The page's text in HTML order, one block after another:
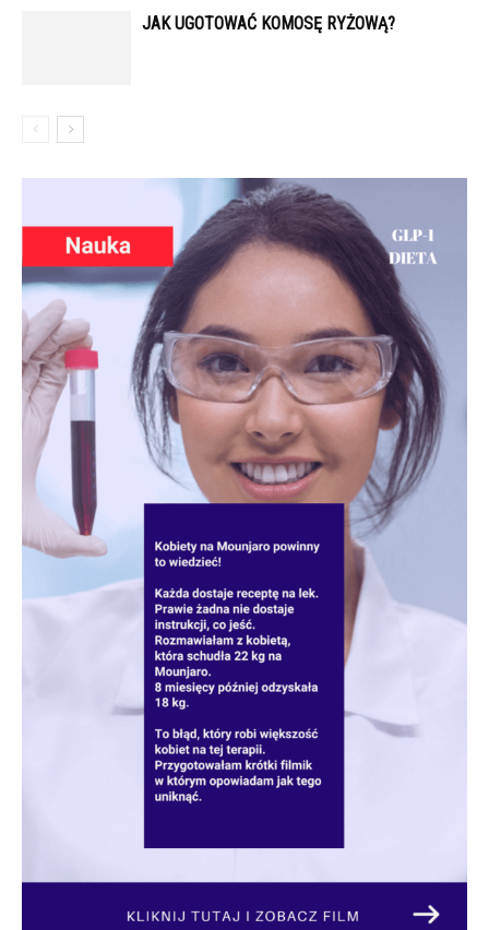
JAK UGOTOWAĆ KOMOSĘ RYŻOWĄ?